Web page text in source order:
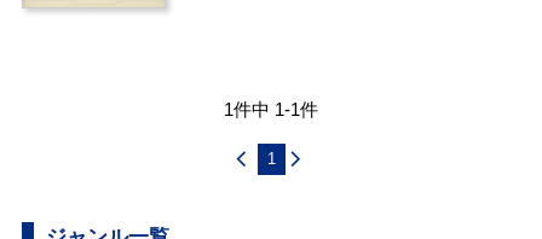
1件中 1-1件
1